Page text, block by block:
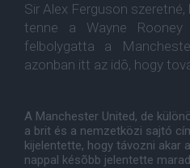
Sir Alex Ferguson
tenne a Wayne
felbolygatta a
azonban itt az idõ, hogy
A Manchester United, de
a brit és a nemzetközi sajtó
kijelentette, hogy távozni akar
nappal késõbb jelentette